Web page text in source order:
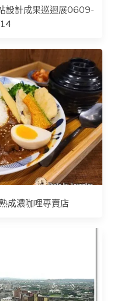
設計成果巡迴展0609-
成濃咖哩專賣店